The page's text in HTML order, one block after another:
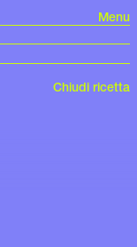
Menu
Chiudi ricetta